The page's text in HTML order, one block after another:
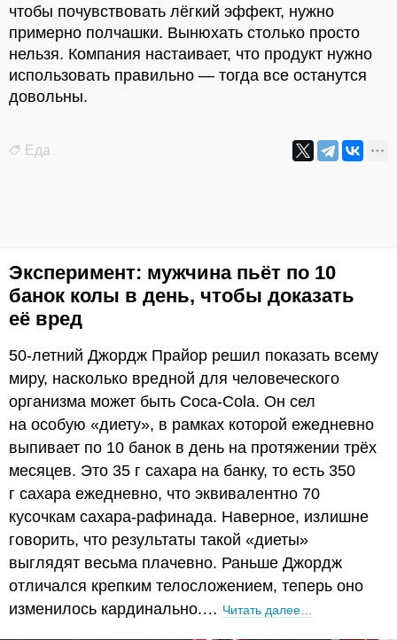
чтобы почувствовать лёгкий эффект, нужно
примерно полчашки. Вынюхать столько просто
нельзя. Компания настаивает, что продукт нужно
использовать правильно — тогда все останутся
довольны.
Еда
Эксперимент: мужчина пьёт по 10
банок колы в день, чтобы доказать
её вред
50-летний Джордж Прайор решил показать всему
миру, насколько вредной для человеческого
организма может быть Coca-Cola. Он сел
на особую «диету», в рамках которой ежедневно
выпивает по 10 банок в день на протяжении трёх
месяцев. Это 35 г сахара на банку, то есть 350
г сахара ежедневно, что эквивалентно 70
кусочкам сахара-рафинада. Наверное, излишне
говорить, что результаты такой «диеты»
выглядят весьма плачевно. Раньше Джордж
отличался крепким телосложением, теперь оно
изменилось кардинально.… Читать далее…